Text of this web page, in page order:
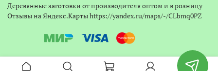
Деревянные заготовки от производителя оптом и в розницу
Отзывы на Яндекс.Картыhttps://yandex.ru/maps/-/CLbmq0PZ